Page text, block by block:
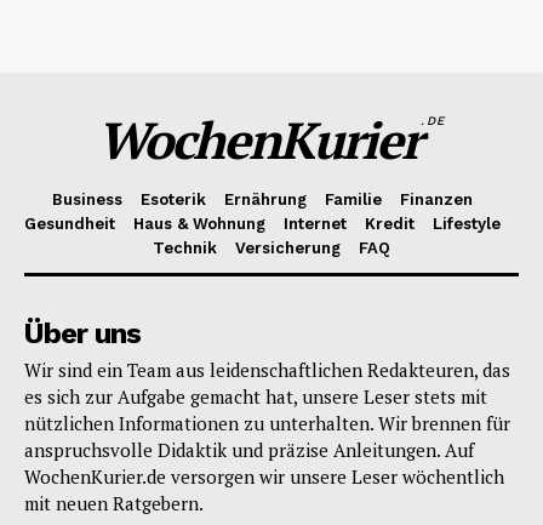
WochenKurier.DE
Business Esoterik Ernährung Familie
Finanzen
Gesundheit
Haus & Wohnung Internet Kredit
Lifestyle
Technik
Versicherung FAQ
Über uns
Wir sind ein Team aus leidenschaftlichen Redakteuren, das
es sich zur Aufgabe gemacht hat, unsere Leser stets mit
nützlichen Informationen zu unterhalten. Wir brennen für
anspruchsvolle Didaktik und präzise Anleitungen. Auf
WochenKurier.de versorgen wir unsere Leser wöchentlich
mit neuen Ratgebern.